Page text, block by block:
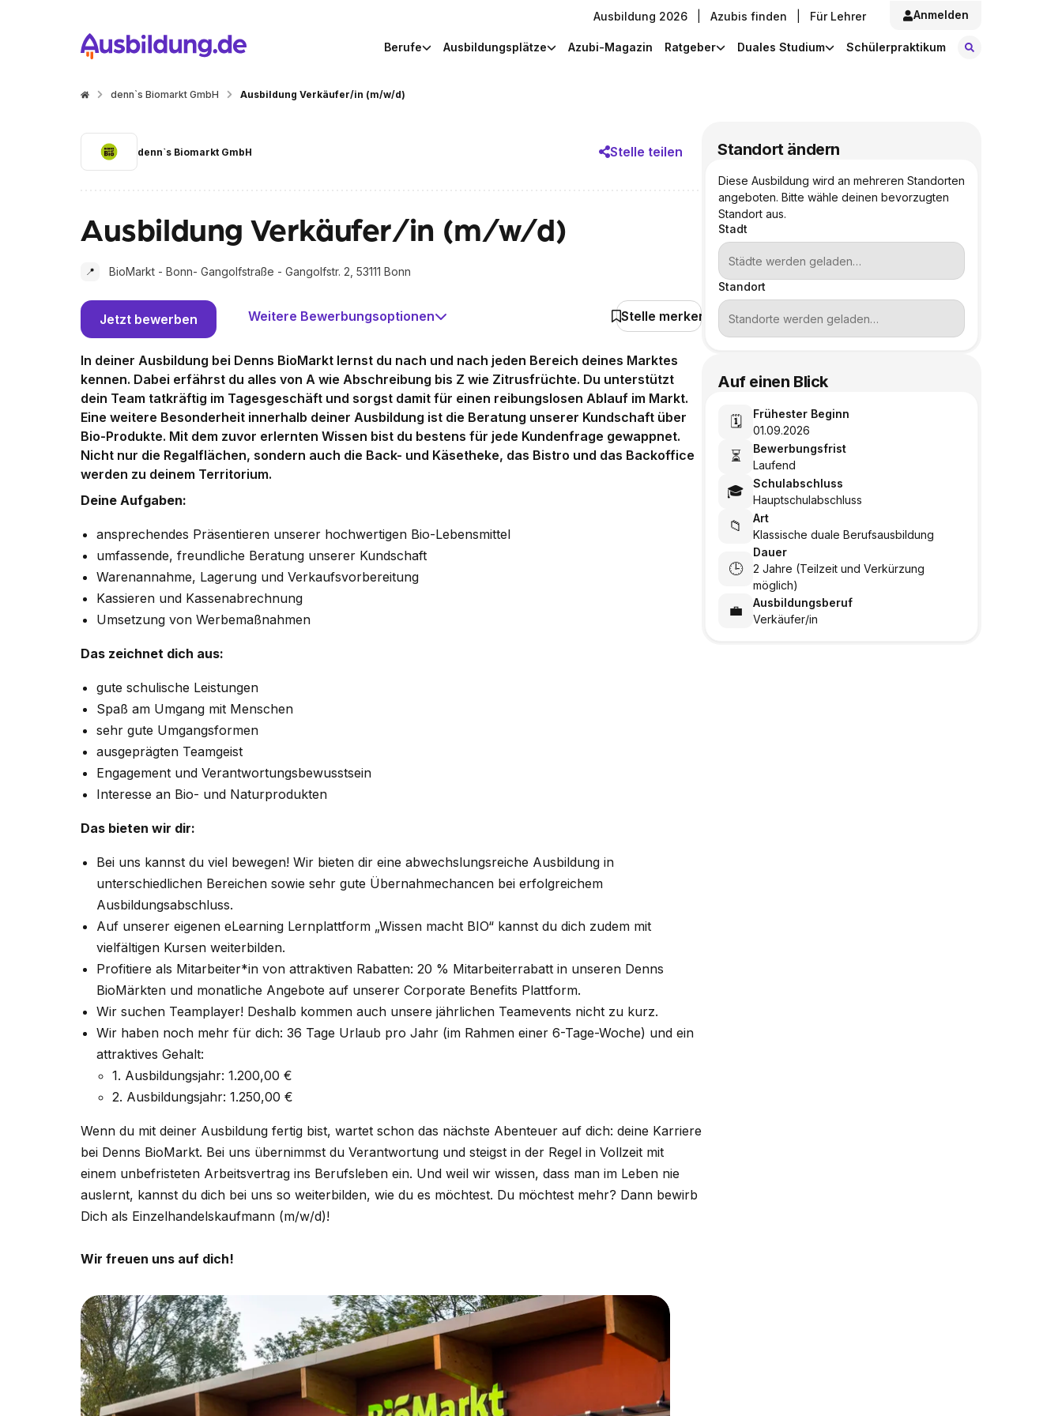
Ausbildung 2026 Azubis finden Für Lehrer Anmelden
Berufe Ausbildungsplätze Azubi-Magazin Ratgeber Duales Studium Schülerpraktikum
denn`s Biomarkt GmbH Ausbildung Verkäufer/in (m/w/d)
denn`s Biomarkt GmbH Stelle teilen
Ausbildung Verkäufer/in (m/w/d)
📍 BioMarkt - Bonn- Gangolfstraße - Gangolfstr. 2, 53111 Bonn
Jetzt bewerben Weitere Bewerbungsoptionen Stelle merken
In deiner Ausbildung bei Denns BioMarkt lernst du nach und nach jeden Bereich deines Marktes
kennen. Dabei erfährst du alles von A wie Abschreibung bis Z wie Zitrusfrüchte. Du unterstützt
dein Team tatkräftig im Tagesgeschäft und sorgst damit für einen reibungslosen Ablauf im Markt.
Eine weitere Besonderheit innerhalb deiner Ausbildung ist die Beratung unserer Kundschaft über
Bio-Produkte. Mit dem zuvor erlernten Wissen bist du bestens für jede Kundenfrage gewappnet.
Nicht nur die Regalflächen, sondern auch die Back- und Käsetheke, das Bistro und das Backoffice
werden zu deinem Territorium.
Deine Aufgaben:
ansprechendes Präsentieren unserer hochwertigen Bio-Lebensmittel
umfassende, freundliche Beratung unserer Kundschaft
Warenannahme, Lagerung und Verkaufsvorbereitung
Kassieren und Kassenabrechnung
Umsetzung von Werbemaßnahmen
Das zeichnet dich aus:
gute schulische Leistungen
Spaß am Umgang mit Menschen
sehr gute Umgangsformen
ausgeprägten Teamgeist
Engagement und Verantwortungsbewusstsein
Interesse an Bio- und Naturprodukten
Das bieten wir dir:
Bei uns kannst du viel bewegen! Wir bieten dir eine abwechslungsreiche Ausbildung in
unterschiedlichen Bereichen sowie sehr gute Übernahmechancen bei erfolgreichem
Ausbildungsabschluss.
Auf unserer eigenen eLearning Lernplattform „Wissen macht BIO“ kannst du dich zudem mit
vielfältigen Kursen weiterbilden.
Profitiere als Mitarbeiter*in von attraktiven Rabatten: 20 % Mitarbeiterrabatt in unseren Denns
BioMärkten und monatliche Angebote auf unserer Corporate Benefits Plattform.
Wir suchen Teamplayer! Deshalb kommen auch unsere jährlichen Teamevents nicht zu kurz.
Wir haben noch mehr für dich: 36 Tage Urlaub pro Jahr (im Rahmen einer 6-Tage-Woche) und ein
attraktives Gehalt:
1. Ausbildungsjahr: 1.200,00 €
2. Ausbildungsjahr: 1.250,00 €
Wenn du mit deiner Ausbildung fertig bist, wartet schon das nächste Abenteuer auf dich: deine Karriere
bei Denns BioMarkt. Bei uns übernimmst du Verantwortung und steigst in der Regel in Vollzeit mit
einem unbefristeten Arbeitsvertrag ins Berufsleben ein. Und weil wir wissen, dass man im Leben nie
auslernt, kannst du dich bei uns so weiterbilden, wie du es möchtest. Du möchtest mehr? Dann bewirb
Dich als Einzelhandelskaufmann (m/w/d)!
Wir freuen uns auf dich!
Standort ändern
Diese Ausbildung wird an mehreren Standorten
angeboten. Bitte wähle deinen bevorzugten
Standort aus.
Stadt
Standort
Auf einen Blick
🗓️
Frühester Beginn
01.09.2026
⏳
Bewerbungsfrist
Laufend
🎓
Schulabschluss
Hauptschulabschluss
📁
Art
Klassische duale Berufsausbildung
🕒
Dauer
2 Jahre (Teilzeit und Verkürzung
möglich)
💼
Ausbildungsberuf
Verkäufer/in